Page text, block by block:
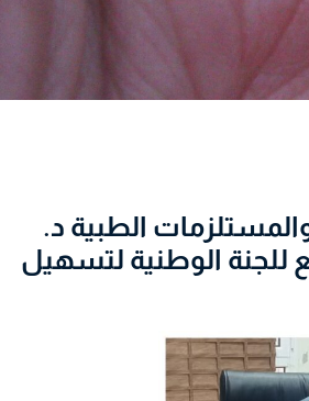
والمستلزمات الطبية د.
للجنة الوطنية لتسهيل